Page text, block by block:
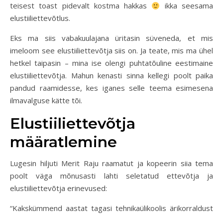
teisest toast pidevalt kostma hakkas
ikka seesama
elustiiliettevõtlus.
Eks ma siis vabakuulajana üritasin süveneda, et mis
imeloom see elustiiliettevõtja siis on. Ja teate, mis ma ühel
hetkel taipasin – mina ise olengi puhtatõuline eestimaine
elustiiliettevõtja. Mahun kenasti sinna kellegi poolt paika
pandud raamidesse, kes iganes selle teema esimesena
ilmavalguse kätte tõi.
Elustiiliettevõtja
määratlemine
Lugesin hiljuti Merit Raju raamatut ja kopeerin siia tema
poolt väga mõnusasti lahti seletatud ettevõtja ja
elustiiliettevõtja erinevused:
“Kakskümmend aastat tagasi tehnikaülikoolis ärikorraldust